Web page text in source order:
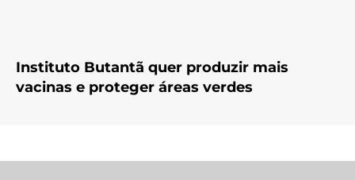
Instituto Butantã quer produzir mais
vacinas e proteger áreas verdes